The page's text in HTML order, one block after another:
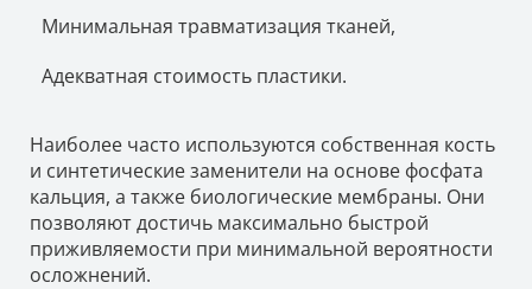
Минимальная травматизация тканей,
Адекватная стоимость пластики.
Наиболее часто используются собственная кость
и синтетические заменители на основе фосфата
кальция, а также биологические мембраны. Они
позволяют достичь максимально быстрой
приживляемости при минимальной вероятности
осложнений.